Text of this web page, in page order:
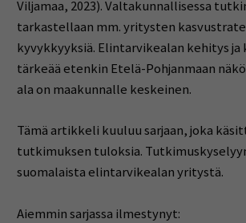
Viljamaa, 2023). Valtakunnallisessa
tarkastellaan mm. yritysten
kyvykkyyksiä. Elintarvikealan kehitys
tärkeää etenkin Etelä-Pohjanmaan
ala on maakunnalle keskeinen.
Tämä artikkeli kuuluu sarjaan, joka
tutkimuksen tuloksia.
suomalaista elintarvikealan yritystä.
Aiemmin sarjassa ilmestynyt: